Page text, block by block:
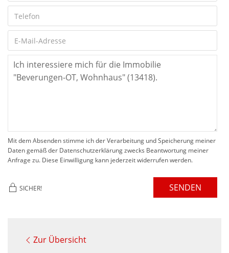
Mit dem Absenden stimme ich der Verarbeitung und Speicherung meiner
Daten gemäß der Datenschutzerklärung zwecks Beantwortung meiner
Anfrage zu. Diese Einwilligung kann jederzeit widerrufen werden.
SICHER! SENDEN
Zur Übersicht